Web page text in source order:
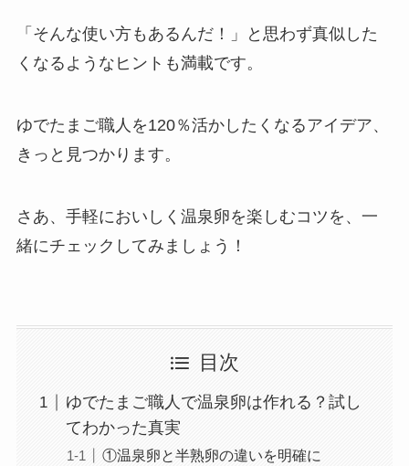
「そんな使い方もあるんだ！」と思わず真似した
くなるようなヒントも満載です。
ゆでたまご職人を120％活かしたくなるアイデア、
きっと見つかります。
さあ、手軽においしく温泉卵を楽しむコツを、一
緒にチェックしてみましょう！
目次
ゆでたまご職人で温泉卵は作れる？試し
てわかった真実
①温泉卵と半熟卵の違いを明確に